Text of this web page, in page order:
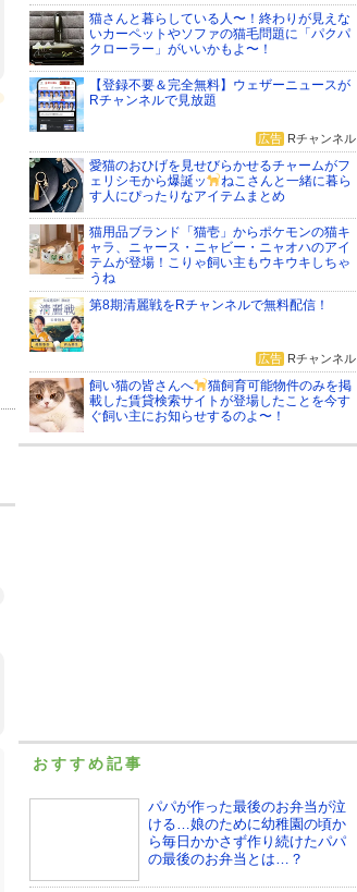
猫さんと暮らしている人〜！終わりが見えな
いカーペットやソファの猫毛問題に「パクパ
クローラー」がいいかもよ〜！
【登録不要＆完全無料】ウェザーニュースが
Rチャンネルで見放題
広告Rチャンネル
愛猫のおひげを見せびらかせるチャームがフ
ェリシモから爆誕ッ
ねこさんと一緒に暮ら
す人にぴったりなアイテムまとめ
猫用品ブランド「猫壱」からポケモンの猫キ
ャラ、ニャース・ニャビー・ニャオハのアイ
テムが登場！こりゃ飼い主もウキウキしちゃ
うね
第8期清麗戦をRチャンネルで無料配信！
広告Rチャンネル
飼い猫の皆さんへ
猫飼育可能物件のみを掲
載した賃貸検索サイトが登場したことを今す
ぐ飼い主にお知らせするのよ〜！
おすすめ記事
パパが作った最後のお弁当が泣
ける…娘のために幼稚園の頃か
ら毎日かかさず作り続けたパパ
の最後のお弁当とは…？